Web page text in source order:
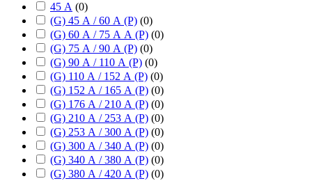
45 А (0)
(G) 45 А / 60 А (P) (0)
(G) 60 А / 75 А А (P) (0)
(G) 75 А / 90 А (P) (0)
(G) 90 А / 110 А (P) (0)
(G) 110 А / 152 А (P) (0)
(G) 152 А / 165 А (P) (0)
(G) 176 А / 210 А (P) (0)
(G) 210 А / 253 А (P) (0)
(G) 253 А / 300 А (P) (0)
(G) 300 А / 340 А (P) (0)
(G) 340 А / 380 А (P) (0)
(G) 380 А / 420 А (P) (0)